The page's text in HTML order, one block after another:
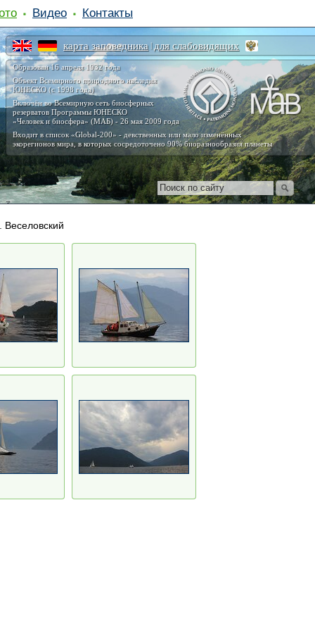
карта заповедника | для слабовидящих
Образован 16 апреля 1932 года
Объект Всемирного природного наследия
ЮНЕСКО (с 1998 года)
Включён во Всемирную сеть биосферных
резерватов Программы ЮНЕСКО
«Человек и биосфера» (МАБ) - 26 мая 2009 года
Входит в список «Global-200» - девственных или мало изменённых
экорегионов мира, в которых сосредоточено 90% биоразнообразия планеты
Видео Контакты